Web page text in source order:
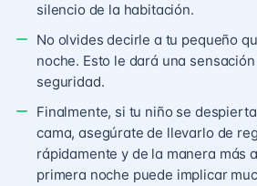
silencio de la habitación.
No olvides decirle a tu pequeño
noche. Esto le dará una
seguridad.
Finalmente, si tu niño se
cama, asegúrate de llevarlo de
rápidamente y de la manera más
primera noche puede implicar